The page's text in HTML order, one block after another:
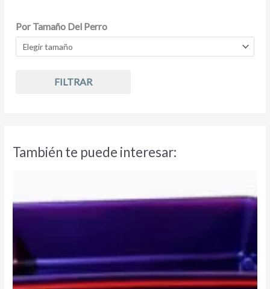
Por Tamaño Del Perro
FILTRAR
También te puede interesar: